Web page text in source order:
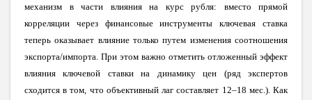
механизм в части влияния на курс рубля: вместо прямой
корреляции через финансовые инструменты ключевая ставка
теперь оказывает влияние только путем изменения соотношения
экспорта/импорта. При этом важно отметить отложенный эффект
влияния ключевой ставки на динамику цен (ряд экспертов
сходится в том, что объективный лаг составляет 12–18 мес.). Как